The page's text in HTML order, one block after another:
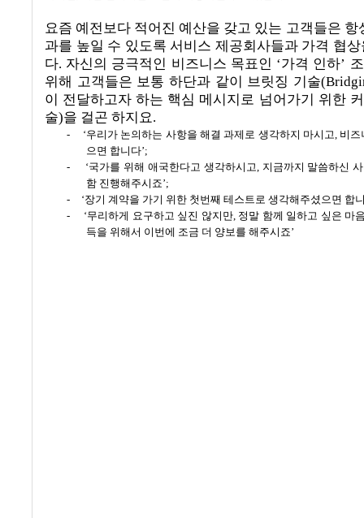
요즘 예전보다 적어진 예산을 갖고 있는 고객들은 항
과를 높일 수 있도록 서비스 제공회사들과 가격 협
다. 자신의 긍극적인 비즈니스 목표인 ‘가격 인하’
위해 고객들은 보통 하단과 같이 브릿징 기술
이 전달하고자 하는 핵심 메시지로 넘어가기 위한
술)을 걸곤 하지요.
- ‘우리가 논의하는 사항을 해결 과제로 생각하지 마시고, 비즈
으면 합니다’;
-
‘국가를 위해 애국한다고 생각하시고, 지금까지 말씀하신
함 진행해주시죠’;
-
‘장기 계약을 가기 위한 첫번째 테스트로 생각해주셨으면 합
-
‘무리하게 요구하고 싶진 않지만, 정말 함께 일하고 싶은 마
득을 위해서 이번에 조금 더 양보를 해주시죠’